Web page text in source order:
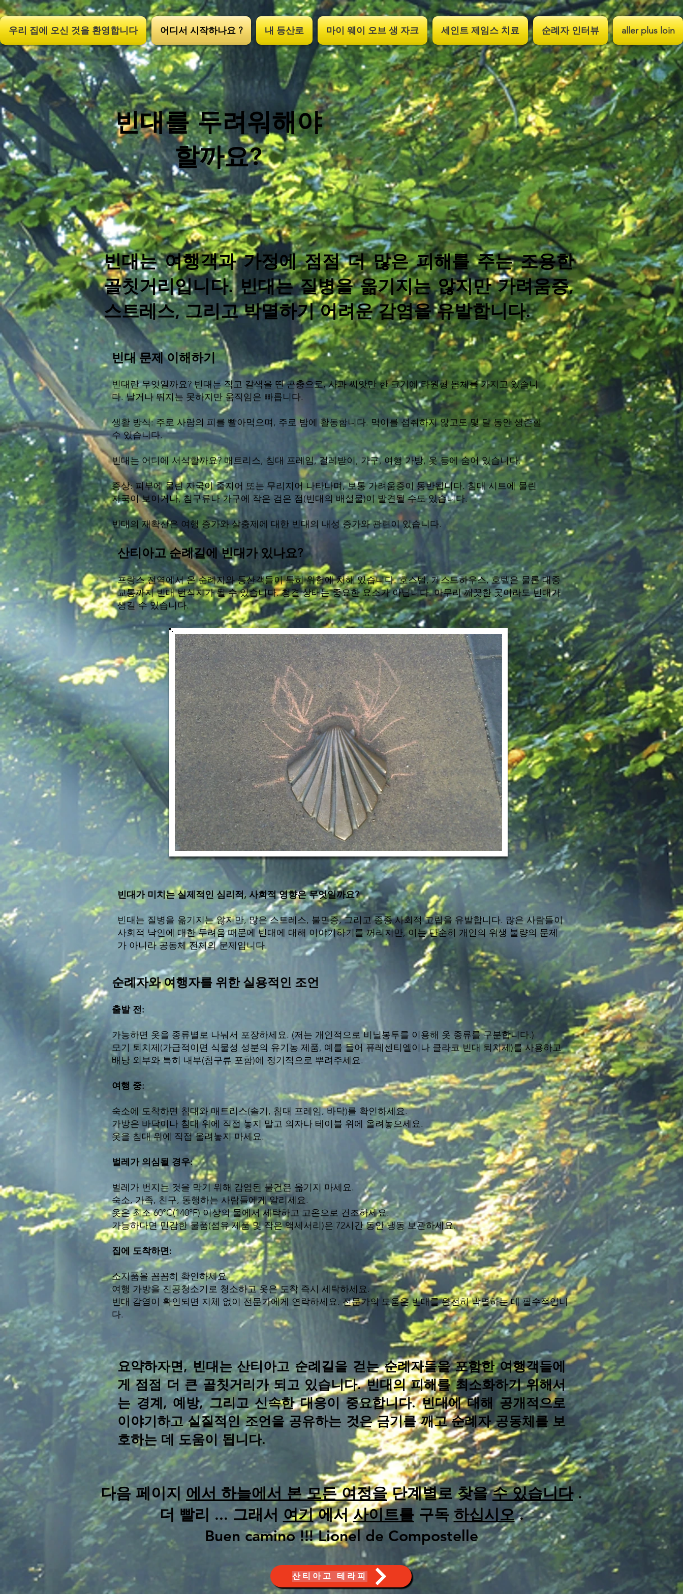
우리 집에 오신 것을 환영합니다 어디서 시작하나요 ? 내 등산로 마이 웨이 오브 생 자크 세인트 제임스 치료 순례자 인터뷰 aller plus loin
빈대를 두려워해야
할까요?
빈대는 여행객과 가정에 점점 더 많은 피해를 주는 조용한
골칫거리입니다. 빈대는 질병을 옮기지는 않지만 가려움증,
스트레스, 그리고 박멸하기 어려운 감염을 유발합니다.
빈대 문제 이해하기
빈대란 무엇일까요? 빈대는 작고 갈색을 띤 곤충으로, 사과 씨앗만 한 크기에 타원형 몸체를 가지고 있습니
다. 날거나 뛰지는 못하지만 움직임은 빠릅니다.
생활 방식: 주로 사람의 피를 빨아먹으며, 주로 밤에 활동합니다. 먹이를 섭취하지 않고도 몇 달 동안 생존할
수 있습니다.
빈대는 어디에 서식할까요? 매트리스, 침대 프레임, 걸레받이, 가구, 여행 가방, 옷 등에 숨어 있습니다.
증상: 피부에 물린 자국이 줄지어 또는 무리지어 나타나며, 보통 가려움증이 동반됩니다. 침대 시트에 물린
자국이 보이거나, 침구류나 가구에 작은 검은 점(빈대의 배설물)이 발견될 수도 있습니다.
빈대의 재확산은 여행 증가와 살충제에 대한 빈대의 내성 증가와 관련이 있습니다.
산티아고 순례길에 빈대가 있나요?
프랑스 전역에서 온 순례자와 등산객들이 특히 위험에 처해 있습니다. 호스텔, 게스트하우스, 호텔은 물론 대중
교통까지 빈대 번식지가 될 수 있습니다. 청결 상태는 중요한 요소가 아닙니다. 아무리 깨끗한 곳이라도 빈대가
생길 수 있습니다.
빈대가 미치는 실제적인 심리적, 사회적 영향은 무엇일까요?
빈대는 질병을 옮기지는 않지만, 많은 스트레스, 불면증, 그리고 종종 사회적 고립을 유발합니다. 많은 사람들이
사회적 낙인에 대한 두려움 때문에 빈대에 대해 이야기하기를 꺼리지만, 이는 단순히 개인의 위생 불량의 문제
가 아니라 공동체 전체의 문제입니다.
순례자와 여행자를 위한 실용적인 조언
출발 전:
가능하면 옷을 종류별로 나눠서 포장하세요. (저는 개인적으로 비닐봉투를 이용해 옷 종류를 구분합니다.)
모기 퇴치제(가급적이면 식물성 성분의 유기농 제품, 예를 들어 퓨레센티엘이나 클라코 빈대 퇴치제)를 사용하고
배낭 외부와 특히 내부(침구류 포함)에 정기적으로 뿌려주세요.
여행 중:
숙소에 도착하면 침대와 매트리스(솔기, 침대 프레임, 바닥)를 확인하세요.
가방은 바닥이나 침대 위에 직접 놓지 말고 의자나 테이블 위에 올려놓으세요.
옷을 침대 위에 직접 올려놓지 마세요.
벌레가 의심될 경우:
벌레가 번지는 것을 막기 위해 감염된 물건은 옮기지 마세요.
숙소, 가족, 친구, 동행하는 사람들에게 알리세요.
옷은 최소 60°C(140°F) 이상의 물에서 세탁하고 고온으로 건조하세요.
가능하다면 민감한 물품(섬유 제품 및 작은 액세서리)은 72시간 동안 냉동 보관하세요.
집에 도착하면:
소지품을 꼼꼼히 확인하세요.
여행 가방을 진공청소기로 청소하고 옷은 도착 즉시 세탁하세요.
빈대 감염이 확인되면 지체 없이 전문가에게 연락하세요. 전문가의 도움은 빈대를 완전히 박멸하는 데 필수적입니
다.
요약하자면, 빈대는 산티아고 순례길을 걷는 순례자들을 포함한 여행객들에
게 점점 더 큰 골칫거리가 되고 있습니다. 빈대의 피해를 최소화하기 위해서
는 경계, 예방, 그리고 신속한 대응이 중요합니다. 빈대에 대해 공개적으로
이야기하고 실질적인 조언을 공유하는 것은 금기를 깨고 순례자 공동체를 보
호하는 데 도움이 됩니다.
다음 페이지 에서 하늘에서 본 모든 여정을단계별로 찾을수 있습니다.
더 빨리 ... 그래서 여기에서사이트를 구독 하십시오.
Buen camino !!! Lionel de Compostelle
산티아고 테라피